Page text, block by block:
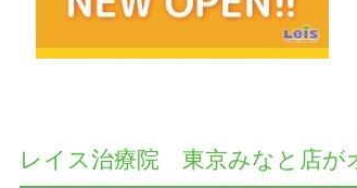
レイス治療院 東京みなと店が